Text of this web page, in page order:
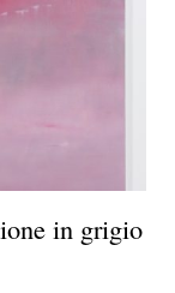
in grigio